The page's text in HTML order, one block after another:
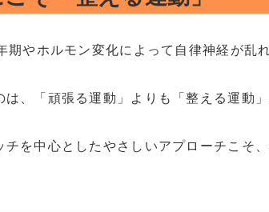
期やホルモン変化によって自律神経が乱
、「頑張る運動」よりも「整える運動」
を中心としたやさしいアプローチこそ